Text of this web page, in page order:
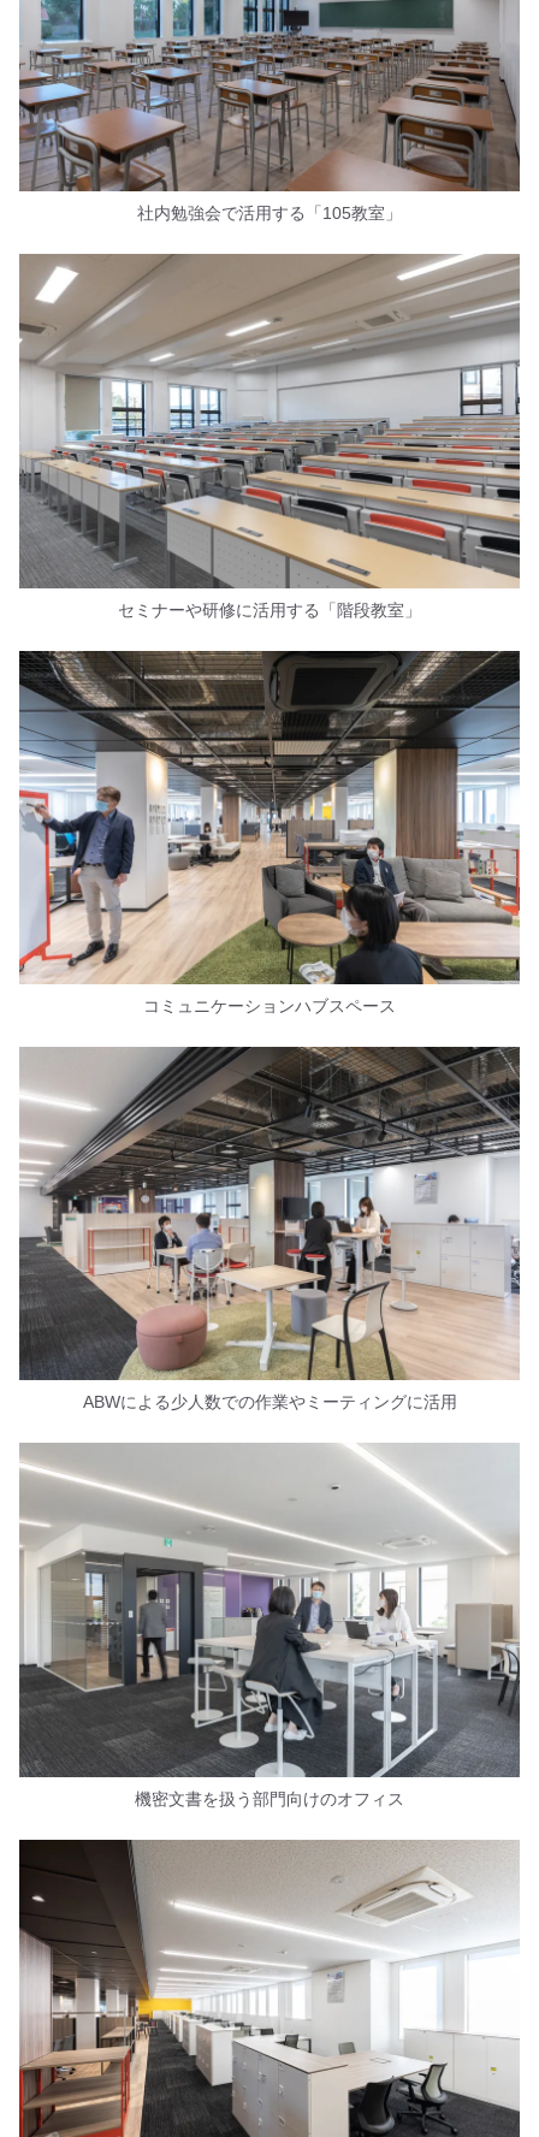
社内勉強会で活用する「105教室」
セミナーや研修に活用する「階段教室」
コミュニケーションハブスペース
ABWによる少人数での作業やミーティングに活用
機密文書を扱う部門向けのオフィス